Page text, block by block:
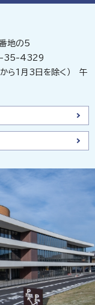
地の5
35-4329
から1月3日を除く） 午